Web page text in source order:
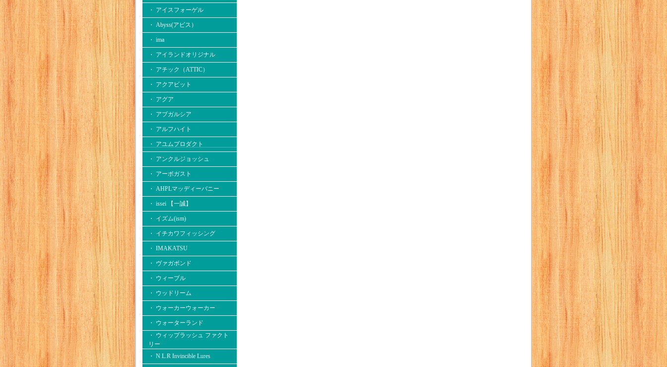
・ アイスフォーゲル
・ Abyss(アビス）
・ ima
・ アイランドオリジナル
・ アチック（ATTIC）
・ アクアビット
・ アグア
・ アブガルシア
・ アルフハイト
・ アユムプロダクト
・ アンクルジョッシュ
・ アーボガスト
・ AHPLマッディーバニー
・ issei 【一誠】
・ イズム(ism)
・ イチカワフィッシング
・ IMAKATSU
・ ヴァガボンド
・ ウィーブル
・ ウッドリーム
・ ウォーカーウォーカー
・ ウォーターランド
・ ウィップラッシュ ファクト
リー
・ N.L.R Invincible Lures